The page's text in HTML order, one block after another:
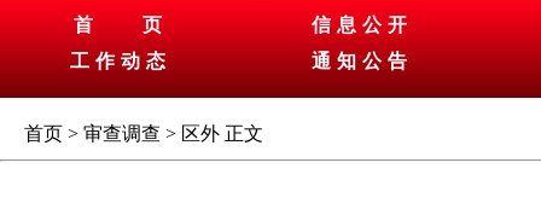
首 页
工作动态
信息公开
通知公告
首页 > 审查调查 > 区外 正文